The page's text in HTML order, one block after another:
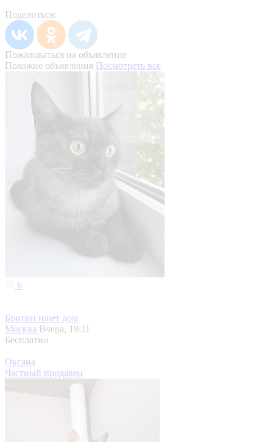
Поделиться:
Пожаловаться на объявление
Похожие объявления Посмотреть все
6
Бритни ищет дом
Москва Вчера, 19:11
Бесплатно
Оксана
Частный продавец